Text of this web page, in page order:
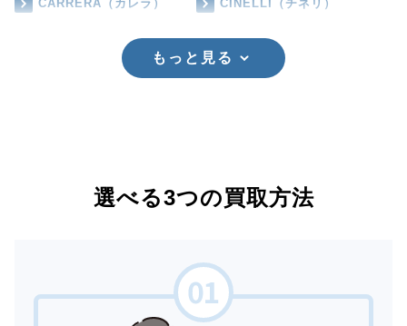
CARRERA（カレラ） CINELLI（チネリ）
もっと見る
選べる3つの買取方法